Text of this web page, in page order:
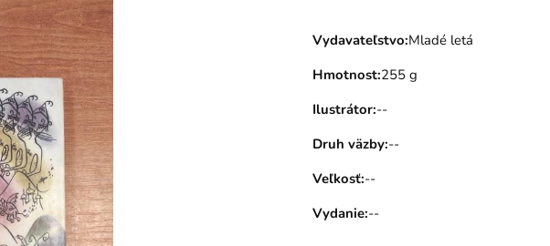
Vydavateľstvo:Mladé letá
Hmotnost:255 g
Ilustrátor:--
Druh väzby:--
Veľkosť:--
Vydanie:--